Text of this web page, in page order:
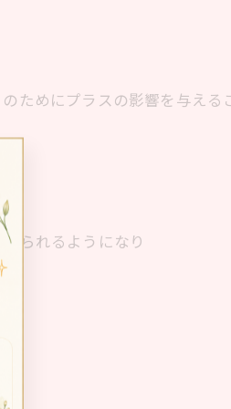
ためにプラスの影響を与える
られるようになり